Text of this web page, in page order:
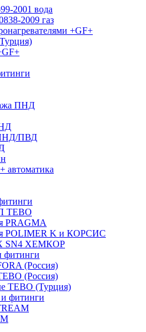
2001 вода
2009 газ
+GF+
ПНД
ПНД/ПВД
автоматика
TEBO
PRAGMA
POLIMER K и КОРСИС
SN4 ХЕМКОР
фитинги
(Россия)
(Россия)
TEBO (Турция)
и фитинги